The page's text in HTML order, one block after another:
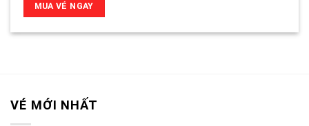
MUA VÉ NGAY
VÉ MỚI NHẤT